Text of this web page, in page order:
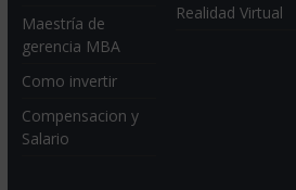
Maestría de
gerencia MBA
Como invertir
Compensacion y
Salario
Realidad Virtual